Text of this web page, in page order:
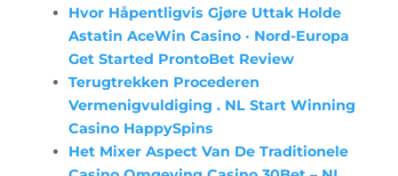
Hvor Håpentligvis Gjøre Uttak Holde
Astatin AceWin Casino · Nord-Europa
Get Started ProntoBet Review
Terugtrekken Procederen
Vermenigvuldiging . NL Start Winning
Casino HappySpins
Het Mixer Aspect Van De Traditionele